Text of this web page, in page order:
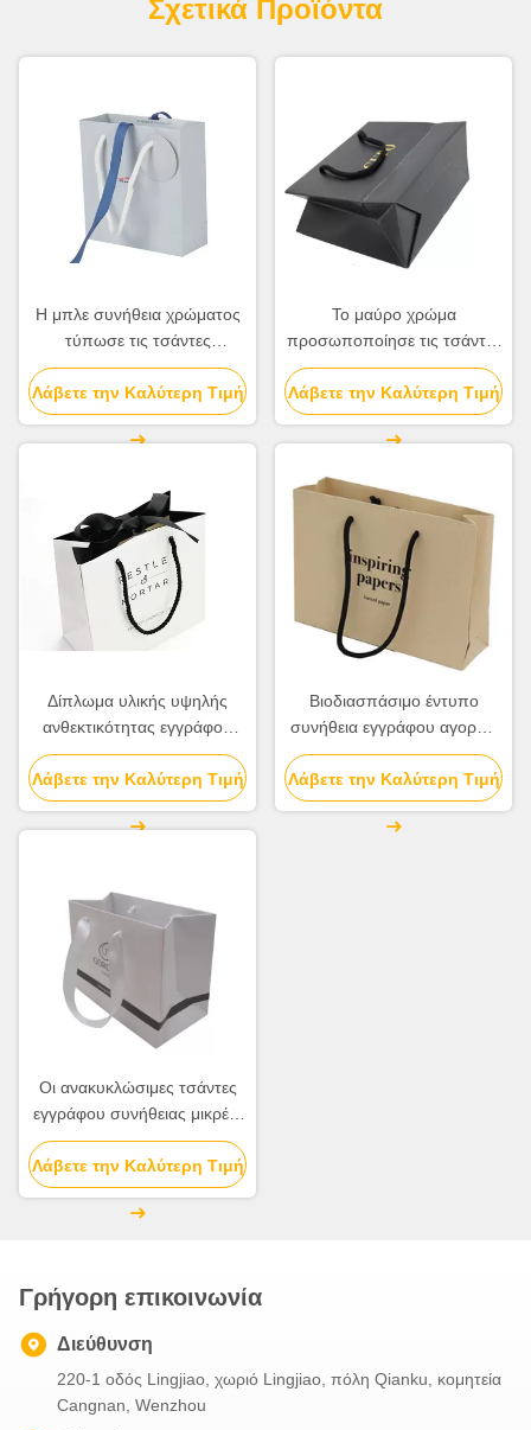
Σχετικά Προϊόντα
Η μπλε συνήθεια χρώματος
τύπωσε τις τσάντες
εγγράφου με την όμορφη
λαβή κορδελλών/σχοινιών
Λάβετε την Καλύτερη Τιμή
Το μαύρο χρώμα
προσωποποίησε τις τσάντες
εγγράφου, τυπωμένες
συνήθεια τσάντες Eco
δώρων φιλικό
Λάβετε την Καλύτερη Τιμή
Δίπλωμα υλικής υψηλής
ανθεκτικότητας εγγράφου
τέχνης τσαντών 157g
εγγράφου πολυτέλειας
τυπωμένης της συνήθεια
Λάβετε την Καλύτερη Τιμή
Βιοδιασπάσιμο έντυπο
συνήθεια εγγράφου αγορών
υλικό εγγράφου της Kraft
τσαντών ανθεκτικό
Λάβετε την Καλύτερη Τιμή
Οι ανακυκλώσιμες τσάντες
εγγράφου συνήθειας μικρές,
άσπρα εμπορεύματα
τοποθετούν οποιοδήποτε
μέγεθος σε σάκκο διαθέσιμο
Λάβετε την Καλύτερη Τιμή
Γρήγορη επικοινωνία
Διεύθυνση
220-1 οδός Lingjiao, χωριό Lingjiao, πόλη Qianku, κομητεία
Cangnan, Wenzhou